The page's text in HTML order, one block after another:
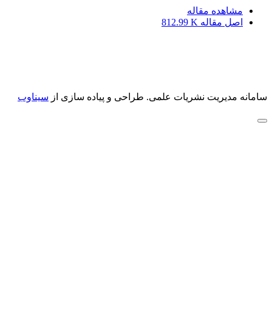
مشاهده مقاله
اصل مقاله 812.99 K
سامانه مدیریت نشریات علمی. طراحی و پیاده سازی از سیناوب